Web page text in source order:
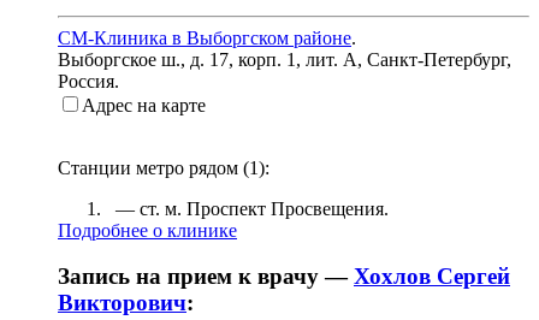
СМ-Клиника в Выборгском районе.
Выборгское ш., д. 17, корп. 1, лит. А, Санкт-Петербург,
Россия.
Адрес на карте
Станции метро рядом (1):
— ст. м. Проспект Просвещения.
Подробнее о клинике
Запись на прием к врачу —Хохлов Сергей
Викторович: